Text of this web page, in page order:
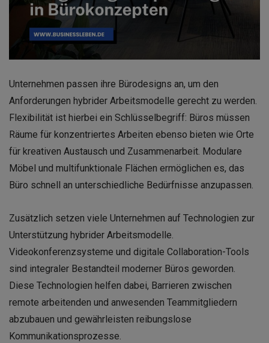
Unternehmen passen ihre Bürodesigns an, um den
Anforderungen hybrider Arbeitsmodelle gerecht zu werden.
Flexibilität ist hierbei ein Schlüsselbegriff: Büros müssen
Räume für konzentriertes Arbeiten ebenso bieten wie Orte
für kreativen Austausch und Zusammenarbeit. Modulare
Möbel und multifunktionale Flächen ermöglichen es, das
Büro schnell an unterschiedliche Bedürfnisse anzupassen.
Zusätzlich setzen viele Unternehmen auf Technologien zur
Unterstützung hybrider Arbeitsmodelle.
Videokonferenzsysteme und digitale Collaboration-Tools
sind integraler Bestandteil moderner Büros geworden.
Diese Technologien helfen dabei, Barrieren zwischen
remote arbeitenden und anwesenden Teammitgliedern
abzubauen und gewährleisten reibungslose
Kommunikationsprozesse.